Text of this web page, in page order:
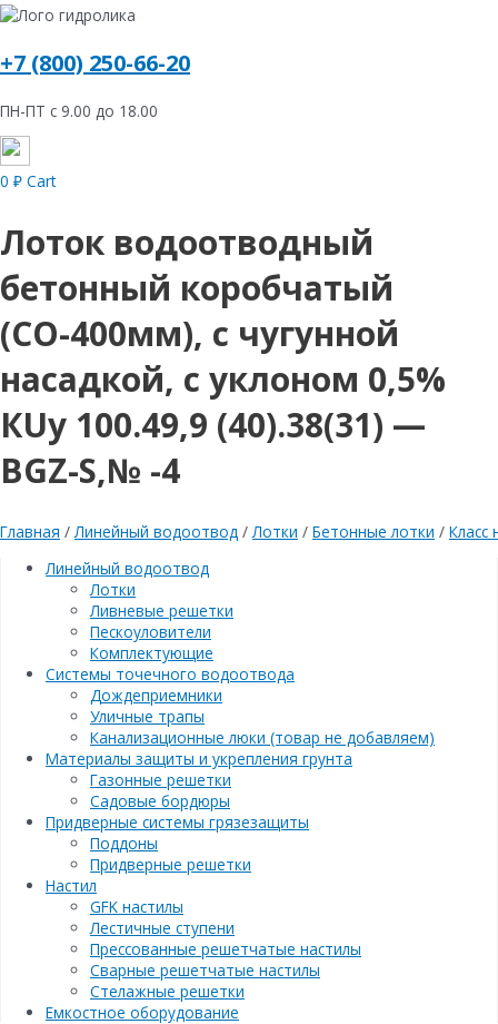
+7 (800) 250-66-20
ПН-ПТ с 9.00 до 18.00
0 ₽ Cart
Лоток водоотводный
бетонный коробчатый
(СО-400мм), с чугунной
насадкой, с уклоном 0,5%
КUу 100.49,9 (40).38(31) —
BGZ-S,№ -4
Главная /Линейный водоотвод /Лотки / Бетонные лотки / Класс
Линейный водоотвод
Лотки
Ливневые решетки
Пескоуловители
Комплектующие
Системы точечного водоотвода
Дождеприемники
Уличные трапы
Канализационные люки (товар не добавляем)
Материалы защиты и укрепления грунта
Газонные решетки
Садовые бордюры
Придверные системы грязезащиты
Поддоны
Придверные решетки
Настил
GFK настилы
Лестичные ступени
Прессованные решетчатые настилы
Сварные решетчатые настилы
Стелажные решетки
Емкостное оборудование